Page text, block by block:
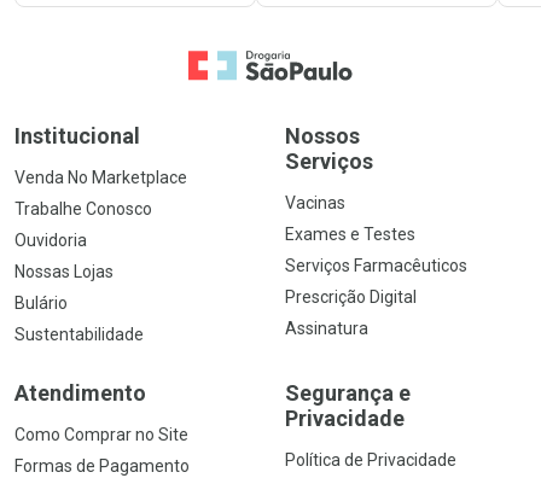
Ir para a Home
Institucional
Venda No Marketplace
Trabalhe Conosco
Ouvidoria
Nossas Lojas
Bulário
Sustentabilidade
Nossos
Serviços
Vacinas
Exames e Testes
Serviços Farmacêuticos
Prescrição Digital
Assinatura
Atendimento
Como Comprar no Site
Formas de Pagamento
Segurança e
Privacidade
Política de Privacidade